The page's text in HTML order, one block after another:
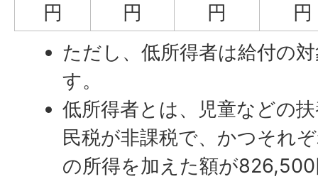
円
円
円
円
ただし、低所得者は給付の
す。
低所得者とは、児童などの
民税が非課税で、かつそれ
の所得を加えた額が